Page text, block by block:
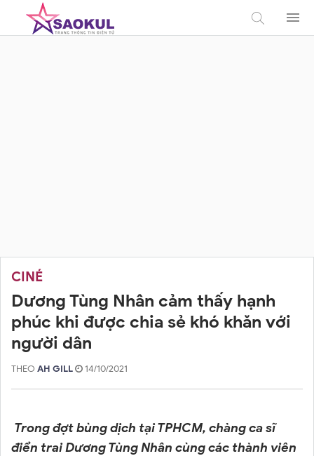
CINÉ
Dương Tùng Nhân cảm thấy hạnh
phúc khi được chia sẻ khó khăn với
người dân
THEO AH GILL 14/10/2021
Trong đợt bùng dịch tại TPHCM, chàng ca sĩ
điển trai Dương Tùng Nhân cùng các thành viên